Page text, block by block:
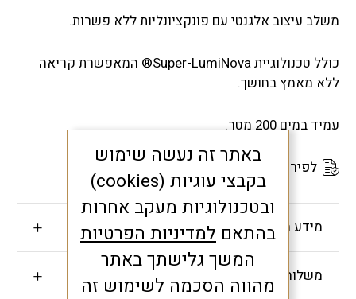
משלב עיצוב אלגנטי עם פונקציונליות ללא פשרות.
כולל טכנולוגיית Super-LumiNova® המאפשרת קריאה
ללא מאמץ בחושך.
עמיד במים 200 מטר.
לפירוט תנאי האחריות
מידע חשוב
משלוחים והחזרות
באתר זה נעשה שימוש
בקבצי עוגיות (cookies)
ובטכנולוגיות מעקב אחרות
בהתאם למדיניות הפרטיות
המשך גלישתך באתר
מהווה הסכמה לשימוש זה